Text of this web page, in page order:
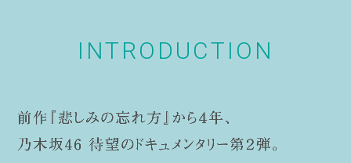
INTRODUCTION